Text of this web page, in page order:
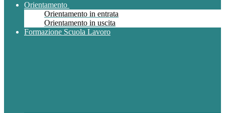
Orientamento
Orientamento in entrata
Orientamento in uscita
Formazione Scuola Lavoro